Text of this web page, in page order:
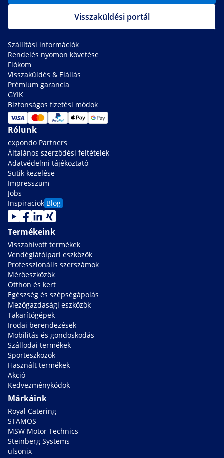
Visszaküldési portál
Szállítási információk
Rendelés nyomon követése
Fiókom
Visszaküldés & Elállás
Prémium garancia
GYIK
Biztonságos fizetési módok
Rólunk
expondo Partners
Általános szerződési feltételek
Adatvédelmi tájékoztató
Sütik kezelése
Impresszum
Jobs
Inspiraciok Blog
Termékeink
Visszahívott termékek
Vendéglátóipari eszközök
Professzionális szerszámok
Mérőeszközök
Otthon és kert
Egészség és szépségápolás
Mezőgazdasági eszközök
Takarítógépek
Irodai berendezések
Mobilitás és gondoskodás
Szállodai termékek
Sporteszközök
Használt termékek
Akció
Kedvezménykódok
Márkáink
Royal Catering
STAMOS
MSW Motor Technics
Steinberg Systems
ulsonix